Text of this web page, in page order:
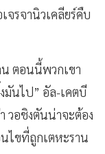
จรจานิวเคลียร์คืบ
ตอนนี้พวกเขา
นไป” อัล-เคตบี
วอชิงตันน่าจะต้อง
ไขที่ถูกเตหะราน